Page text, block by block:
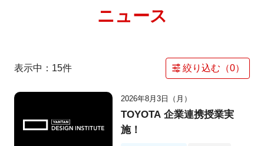
ニュース
表示中： 15件 絞り込む（0）
2026年8月3日（月）
TOYOTA 企業連携授業実
施！